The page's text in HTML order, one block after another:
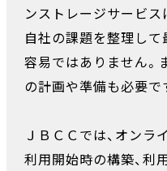
ンストレージサービス
自社の課題を整理し
容易ではありません。
の計画や準備も必要で
ＪＢＣＣでは、オンラ
利用開始時の構築、利